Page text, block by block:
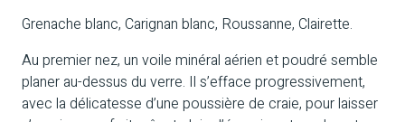
Grenache blanc, Carignan blanc, Roussanne, Clairette.
Au premier nez, un voile minéral aérien et poudré semble
planer au-dessus du verre. Il s’efface progressivement,
avec la délicatesse d’une poussière de craie, pour laisser